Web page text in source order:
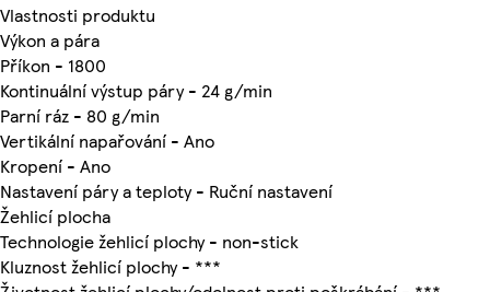
Vlastnosti produktu
Výkon a pára
Příkon - 1800
Kontinuální výstup páry - 24 g/min
Parní ráz - 80 g/min
Vertikální napařování - Ano
Kropení - Ano
Nastavení páry a teploty - Ruční nastavení
Žehlicí plocha
Technologie žehlicí plochy - non-stick
Kluznost žehlicí plochy - ***